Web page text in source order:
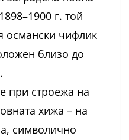
г. той
османски чифлик
близо до
при строежа на
хижа – на
символично